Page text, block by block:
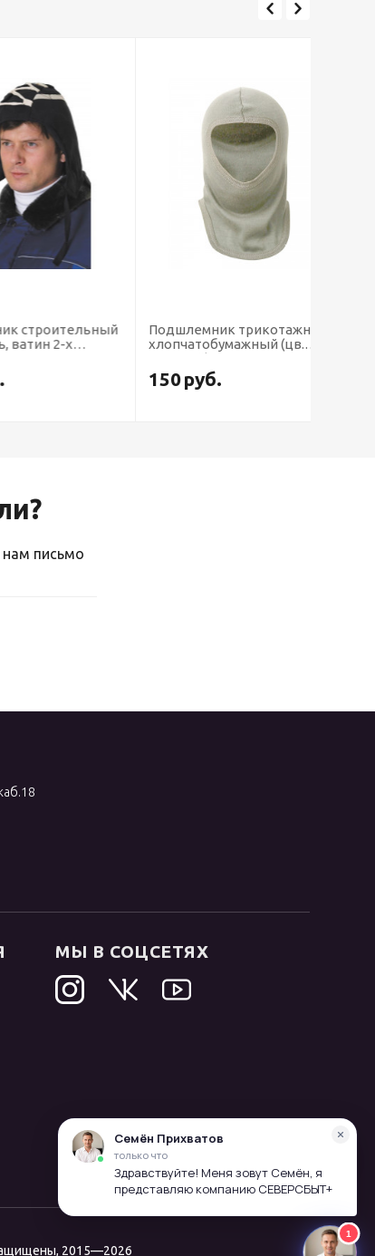
2-х
Подшлемник трикотажный
хлопчатобумажный (цв.
суровый) цена за шт.,кратно
10 (х10х250)
руб.
письмо
МЫ В СОЦСЕТЯХ
2015—2026